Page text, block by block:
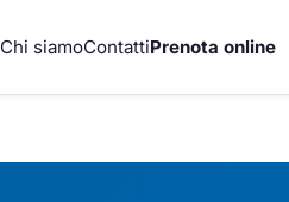
Chi siamoContattiPrenota online